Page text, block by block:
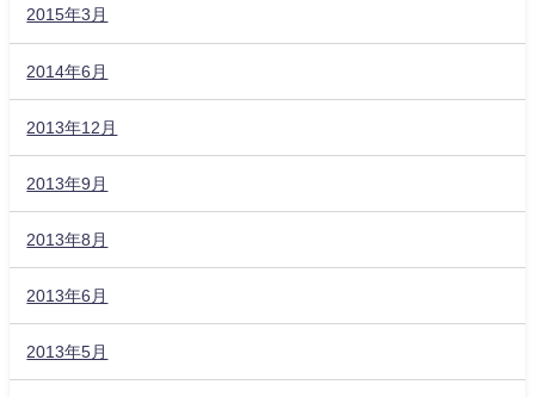
2015年3月
2014年6月
2013年12月
2013年9月
2013年8月
2013年6月
2013年5月